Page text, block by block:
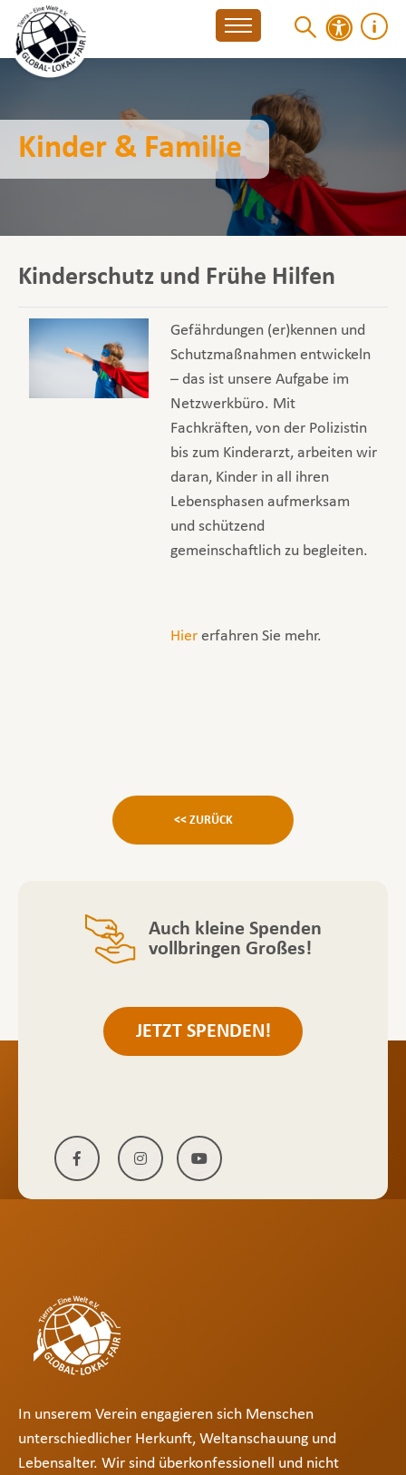
Kinder & Familie
Kinderschutz und Frühe Hilfen
Gefährdungen (er)kennen und
Schutzmaßnahmen entwickeln
– das ist unsere Aufgabe im
Netzwerkbüro. Mit
Fachkräften, von der Polizistin
bis zum Kinderarzt, arbeiten wir
daran, Kinder in all ihren
Lebensphasen aufmerksam
und schützend
gemeinschaftlich zu begleiten.
Hier erfahren Sie mehr.
<< ZURÜCK
Auch kleine Spenden
vollbringen Großes!
JETZT SPENDEN!
In unserem Verein engagieren sich Menschen
unterschiedlicher Herkunft, Weltanschauung und
Lebensalter. Wir sind überkonfessionell und nicht